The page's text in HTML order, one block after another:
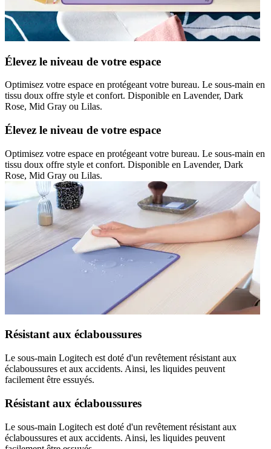
Élevez le niveau de votre espace
Optimisez votre espace en protégeant votre bureau. Le sous-main en
tissu doux offre style et confort. Disponible en Lavender, Dark
Rose, Mid Gray ou Lilas.
Élevez le niveau de votre espace
Optimisez votre espace en protégeant votre bureau. Le sous-main en
tissu doux offre style et confort. Disponible en Lavender, Dark
Rose, Mid Gray ou Lilas.
Résistant aux éclaboussures
Le sous-main Logitech est doté d'un revêtement résistant aux
éclaboussures et aux accidents. Ainsi, les liquides peuvent
facilement être essuyés.
Résistant aux éclaboussures
Le sous-main Logitech est doté d'un revêtement résistant aux
éclaboussures et aux accidents. Ainsi, les liquides peuvent